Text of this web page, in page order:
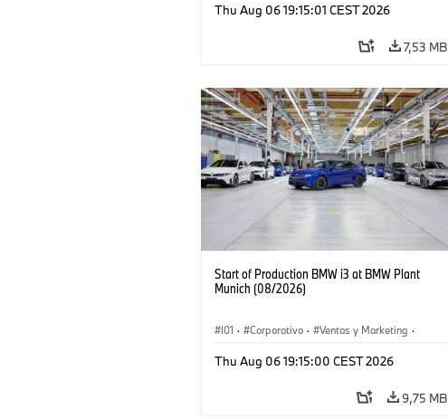
Thu Aug 06 19:15:01 CEST 2026
7,53 MB
Start of Production BMW i3 at BMW Plant
Munich (08/2026)
I01 · Corporativo · Ventas y Marketing ·
Thu Aug 06 19:15:00 CEST 2026
9,75 MB